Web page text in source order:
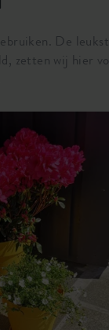
De
zetten wij hier